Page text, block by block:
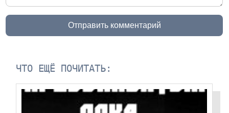
Отправить комментарий
ЧТО ЕЩЁ ПОЧИТАТЬ: